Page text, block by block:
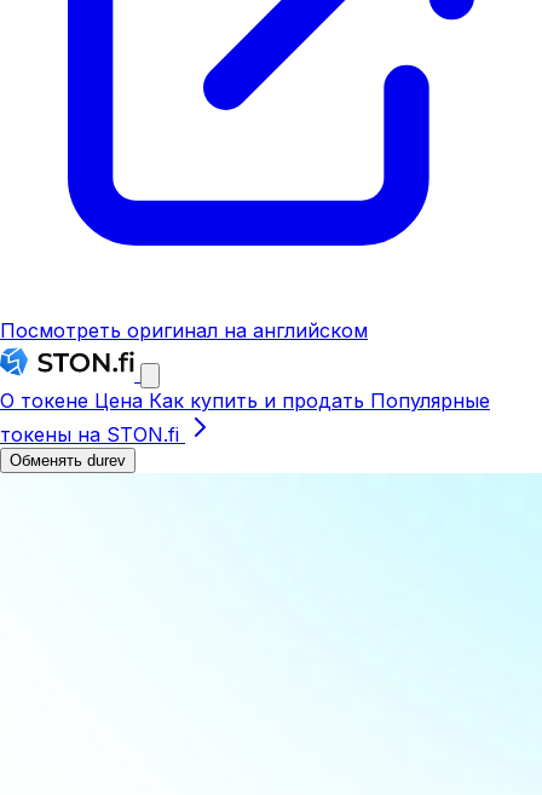
Посмотреть оригинал на английском
О токене Цена Как купить и продать Популярные
токены на STON.fi
Обменять durev